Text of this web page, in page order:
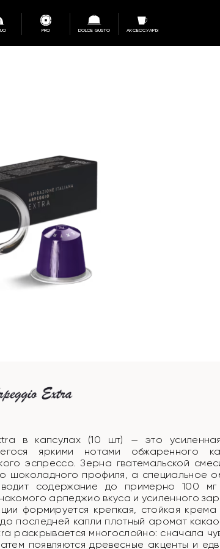
PRO DOLCE GUSTO АКСЕССУАРЫ
в капсулах (10 шт) — это
яркими нотами обжаренного
эспрессо. Зерна гватемальской
шоколадного профиля, а специальное
содержание до примерно 100
арпеджио вкуса и усиленного
формируется крепкая, стойкая
последней капли плотный аромат
раскрывается многослойно: сначала
появляются древесные акценты и